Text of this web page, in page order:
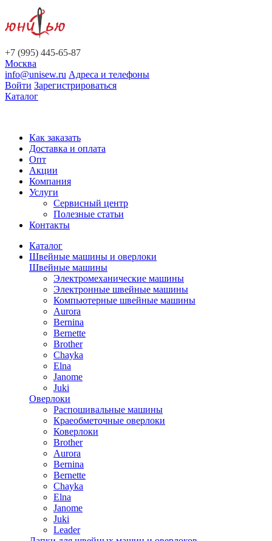
+7 (995) 445-65-87
Москва
info@unisew.ru Адреса и телефоны
Войти Зарегистрироваться
Каталог
Как заказать
Доставка и оплата
Опт
Акции
Компания
Услуги
Сервисный центр
Полезные статьи
Контакты
Каталог
Швейные машины и оверлоки
Швейные машины
Электромеханические машины
Электронные швейные машины
Компьютерные швейные машины
Aurora
Bernina
Bernette
Brother
Chayka
Elna
Janome
Juki
Оверлоки
Распошивальные машины
Краеобметочные оверлоки
Коверлоки
Brother
Aurora
Bernina
Bernette
Chayka
Elna
Janome
Juki
Leader